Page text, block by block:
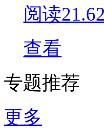
阅读
查看
专题推荐
更多